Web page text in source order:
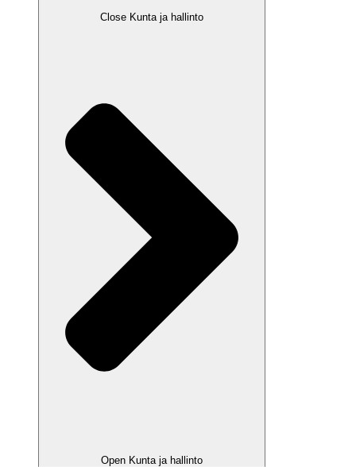
Close Kunta ja hallinto
Open Kunta ja hallinto